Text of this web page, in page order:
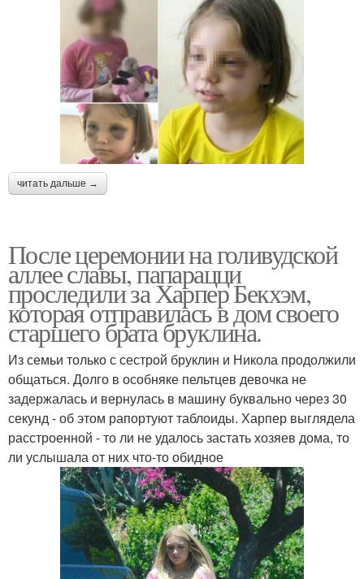
читать дальше →
После церемонии на голивудской
аллее славы, папарацци
проследили за Харпер Бекхэм,
которая отправилась в дом своего
старшего брата бруклина.
Из семьи только с сестрой бруклин и Никола продолжили
общаться. Долго в особняке пельтцев девочка не
задержалась и вернулась в машину буквально через 30
секунд - об этом рапортуют таблоиды. Харпер выглядела
расстроенной - то ли не удалось застать хозяев дома, то
ли услышала от них что-то обидное